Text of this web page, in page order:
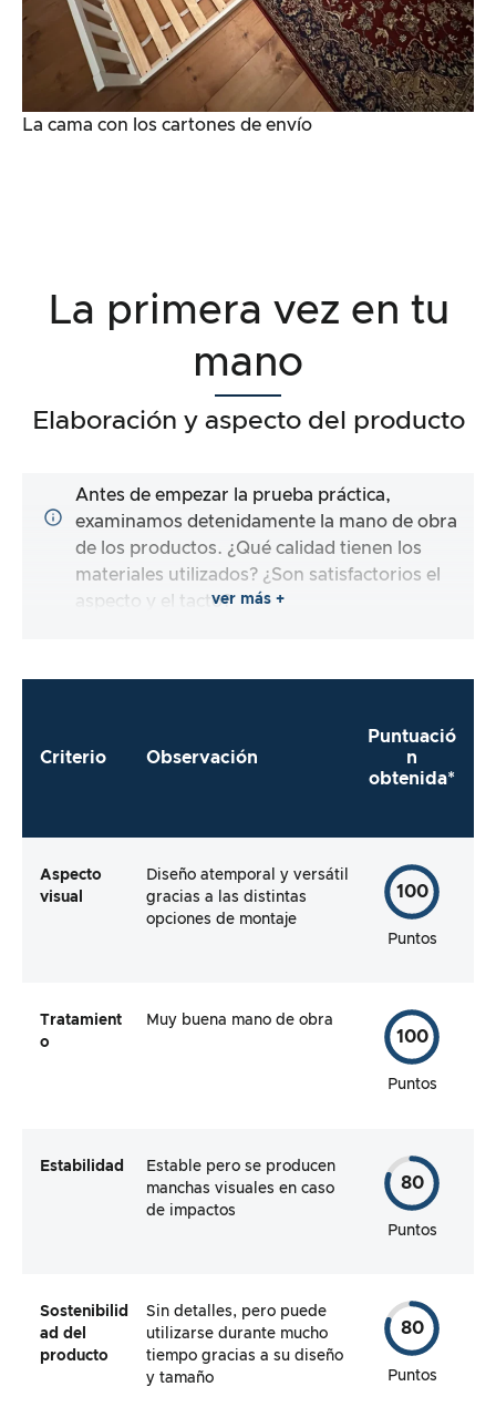
La cama con los cartones de envío
La primera vez en tu
mano
Elaboración y aspecto del producto
Antes de empezar la prueba práctica,
examinamos detenidamente la mano de obra
de los productos. ¿Qué calidad tienen los
materiales utilizados? ¿Son satisfactorios el
aspecto y el tacto?ver más +
Criterio Observación
Puntuació
n
obtenida*
Aspecto
visual
Diseño atemporal y versátil
gracias a las distintas
opciones de montaje
100
Puntos
Tratamient
o
Muy buena mano de obra
100
Puntos
Estabilidad
Estable pero se producen
manchas visuales en caso
de impactos
80
Puntos
Sostenibilid
ad del
producto
Sin detalles, pero puede
utilizarse durante mucho
tiempo gracias a su diseño
y tamaño
80
Puntos